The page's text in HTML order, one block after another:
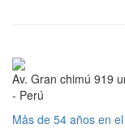
Av. Gran chimú 919
- Perú
Mås de 54 años en